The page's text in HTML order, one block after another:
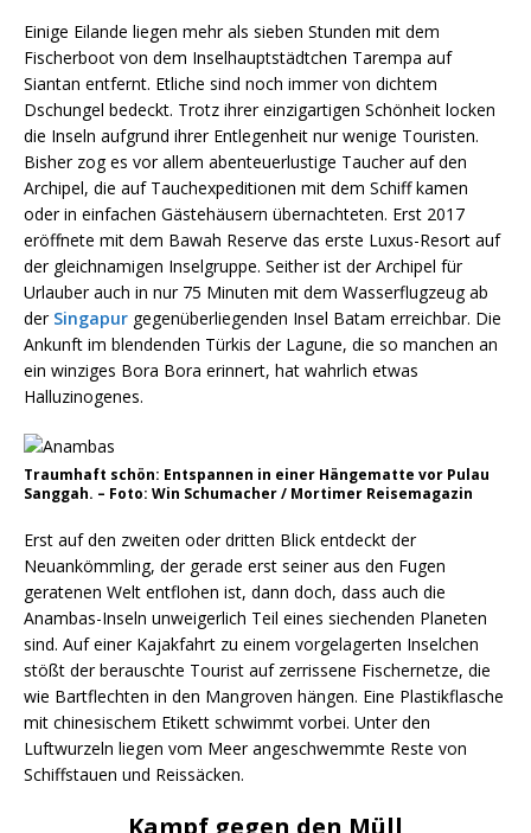
Einige Eilande liegen mehr als sieben Stunden mit dem
Fischerboot von dem Inselhauptstädtchen Tarempa auf
Siantan entfernt. Etliche sind noch immer von dichtem
Dschungel bedeckt. Trotz ihrer einzigartigen Schönheit locken
die Inseln aufgrund ihrer Entlegenheit nur wenige Touristen.
Bisher zog es vor allem abenteuerlustige Taucher auf den
Archipel, die auf Tauchexpeditionen mit dem Schiff kamen
oder in einfachen Gästehäusern übernachteten. Erst 2017
eröffnete mit dem Bawah Reserve das erste Luxus-Resort auf
der gleichnamigen Inselgruppe. Seither ist der Archipel für
Urlauber auch in nur 75 Minuten mit dem Wasserflugzeug ab
der Singapur gegenüberliegenden Insel Batam erreichbar. Die
Ankunft im blendenden Türkis der Lagune, die so manchen an
ein winziges Bora Bora erinnert, hat wahrlich etwas
Halluzinogenes.
Traumhaft schön: Entspannen in einer Hängematte vor Pulau
Sanggah. – Foto: Win Schumacher / Mortimer Reisemagazin
Erst auf den zweiten oder dritten Blick entdeckt der
Neuankömmling, der gerade erst seiner aus den Fugen
geratenen Welt entflohen ist, dann doch, dass auch die
Anambas-Inseln unweigerlich Teil eines siechenden Planeten
sind. Auf einer Kajakfahrt zu einem vorgelagerten Inselchen
stößt der berauschte Tourist auf zerrissene Fischernetze, die
wie Bartflechten in den Mangroven hängen. Eine Plastikflasche
mit chinesischem Etikett schwimmt vorbei. Unter den
Luftwurzeln liegen vom Meer angeschwemmte Reste von
Schiffstauen und Reissäcken.
Kampf gegen den Müll